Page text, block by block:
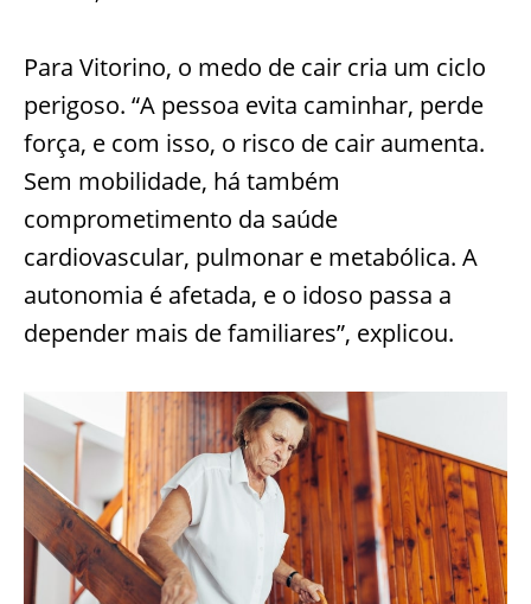
Para Vitorino, o medo de cair cria um ciclo
perigoso. “A pessoa evita caminhar, perde
força, e com isso, o risco de cair aumenta.
Sem mobilidade, há também
comprometimento da saúde
cardiovascular, pulmonar e metabólica. A
autonomia é afetada, e o idoso passa a
depender mais de familiares”, explicou.